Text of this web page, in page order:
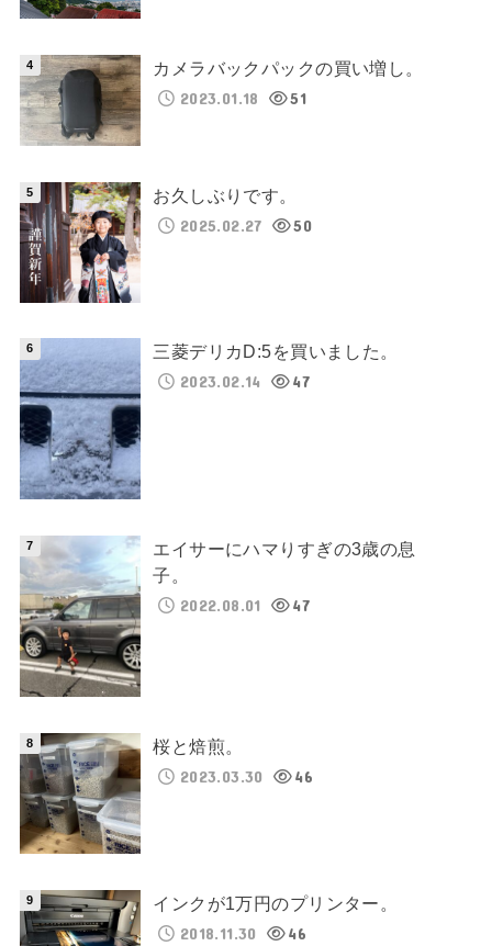
カメラバックパックの買い増し。
2023.01.18
51
お久しぶりです。
2025.02.27
50
三菱デリカD:5を買いました。
2023.02.14
47
エイサーにハマりすぎの3歳の息
子。
2022.08.01
47
桜と焙煎。
2023.03.30
46
インクが1万円のプリンター。
2018.11.30
46